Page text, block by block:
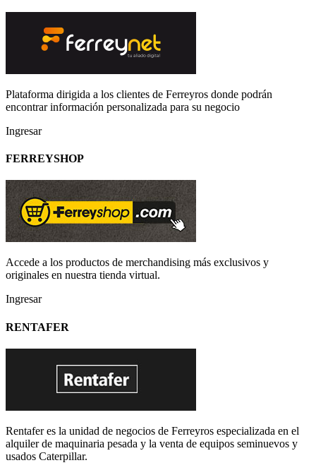
Plataforma dirigida a los clientes de Ferreyros donde podrán
encontrar información personalizada para su negocio
Ingresar
FERREYSHOP
Accede a los productos de merchandising más exclusivos y
originales en nuestra tienda virtual.
Ingresar
RENTAFER
Rentafer es la unidad de negocios de Ferreyros especializada en el
alquiler de maquinaria pesada y la venta de equipos seminuevos y
usados Caterpillar.